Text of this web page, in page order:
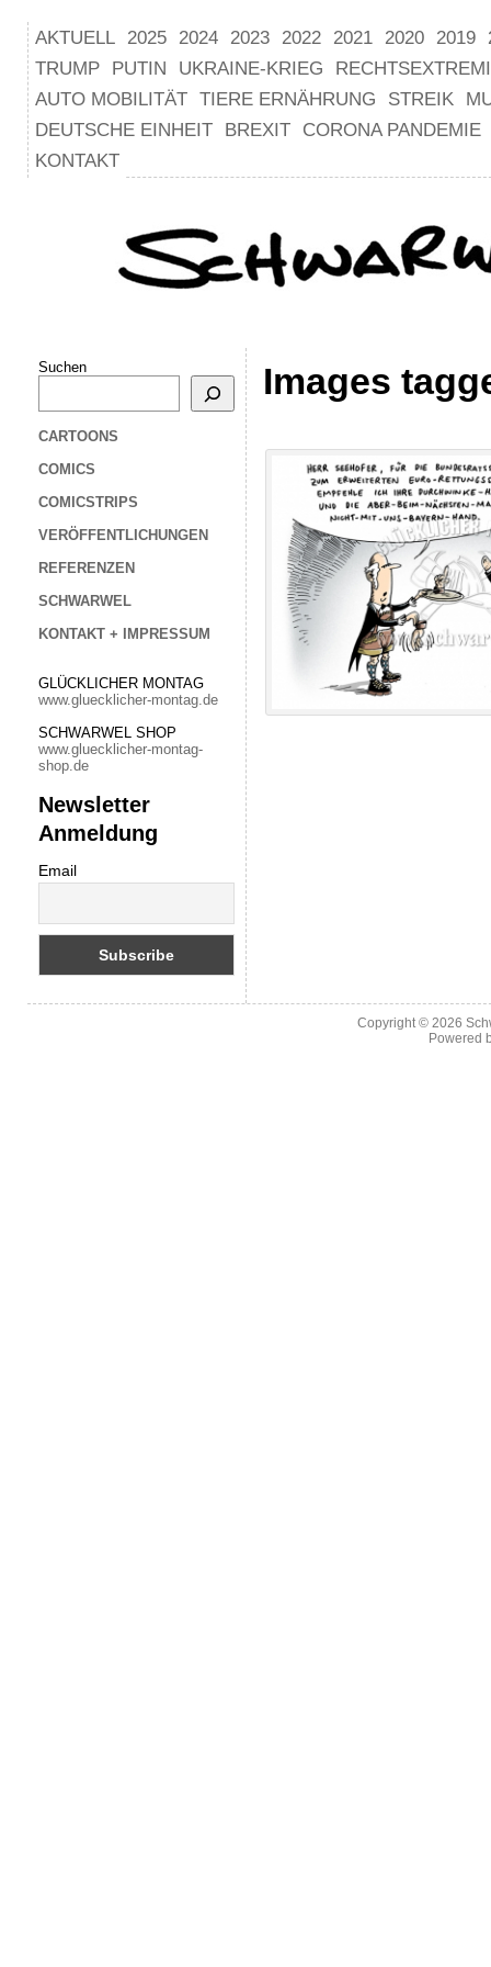
AKTUELL 2025 2024 2023 2022 2021 2020 2019
TRUMP
PUTIN UKRAINE-KRIEG
AUTO MOBILITÄT TIERE ERNÄHRUNG STREIK
DEUTSCHE EINHEIT
BREXIT
CORONA PANDEMIE
KONTAKT
Suchen
CARTOONS
COMICS
COMICSTRIPS
VERÖFFENTLICHUNGEN
REFERENZEN
SCHWARWEL
KONTAKT + IMPRESSUM
GLÜCKLICHER MONTAG
www.gluecklicher-montag.de
SCHWARWEL SHOP
www.gluecklicher-montag-
shop.de
Newsletter
Anmeldung
Email
Images
Copyright © 2026
Powered